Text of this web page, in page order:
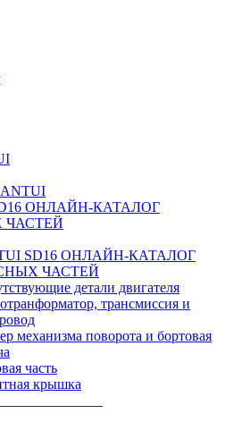
ОНЛАЙН-КАТАЛОГ
ЧАСТЕЙ
SD16 ОНЛАЙН-КАТАЛОГ
ЧАСТЕЙ
детали двигателя
трансмиссия и
механизма поворота и бортовая
часть
крышка